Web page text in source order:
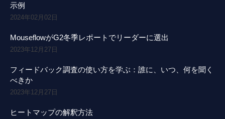
示例
2024年02月02日
MouseflowがG2冬季レポートでリーダーに選出
2023年12月27日
フィードバック調査の使い方を学ぶ：誰に、いつ、何を聞く
べきか
2023年12月27日
ヒートマップの解釈方法